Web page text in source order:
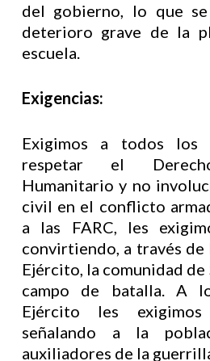
del gobierno, lo que
deterioro grave de la
escuela.
Exigencias:
Exigimos a todos los
respetar el
Humanitario y no
civil en el conflicto
a las FARC, les
convirtiendo, a través de
Ejército, la comunidad de
campo de batalla. A
Ejército les
señalando a la
auxiliadores de la